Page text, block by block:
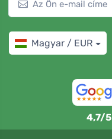
Magyar / EUR
4,7/5